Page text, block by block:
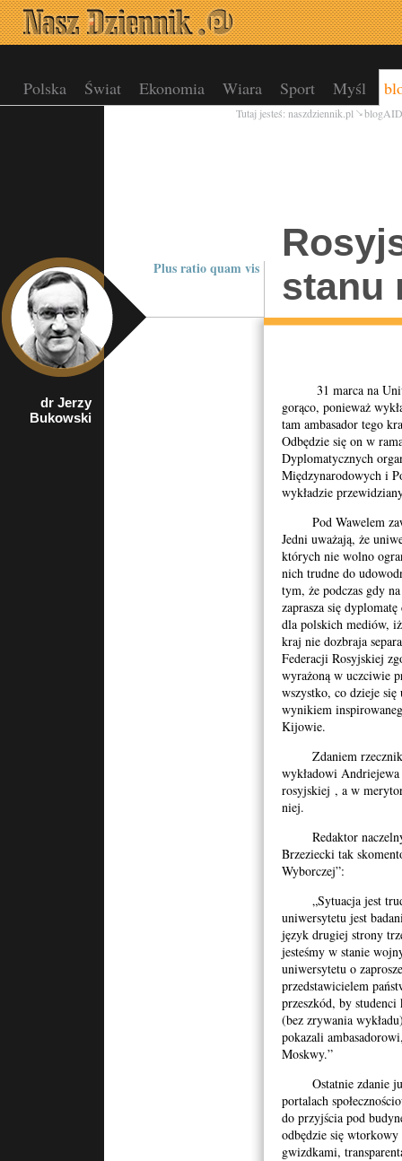
Polska Świat Ekonomia Wiara Sport Myśl
Tutaj jesteś: naszdziennik.pl blogAID
Plus ratio quam vis
stanu
dr Jerzy
Bukowski
31 marca na
gorąco, ponieważ
tam ambasador tego
Odbędzie się on w
Dyplomatycznych
Międzynarodowych i
wykładzie
Pod Wawelem
Jedni uważają, że
których nie wolno
nich trudne do
tym, że podczas gdy
zaprasza się
dla polskich mediów,
kraj nie dozbraja
Federacji Rosyjskiej
wyrażoną w uczciwie
wszystko, co dzieje się
wynikiem
Kijowie.
Zdaniem rzecznika
wykładowi
rosyjskiej , a w
niej.
Redaktor naczelny
Brzeziecki tak
Wyborczej”:
„Sytuacja jest
uniwersytetu jest
język drugiej strony
jesteśmy w stanie
uniwersytetu o
przedstawicielem
przeszkód, by
(bez zrywania
pokazali
Moskwy.”
Ostatnie zdanie już
portalach
do przyjścia pod
odbędzie się wtorkowy
gwizdkami,